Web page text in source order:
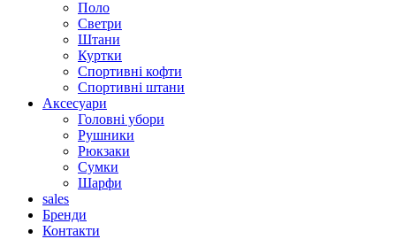
Поло
Светри
Штани
Куртки
Cпортивні кофти
Спортивні штани
Аксесуари
Головні убори
Рушники
Рюкзаки
Сумки
Шарфи
sales
Бренди
Контакти